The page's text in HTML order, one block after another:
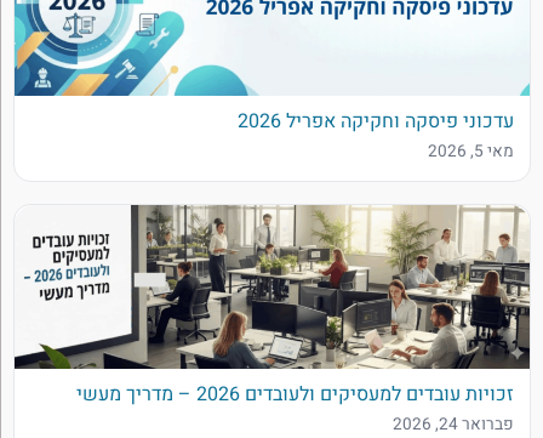
עדכוני פיסקה וחקיקה אפריל 2026
מאי 5, 2026
זכויות עובדים למעסיקים ולעובדים 2026 – מדריך מעשי
פברואר 24, 2026